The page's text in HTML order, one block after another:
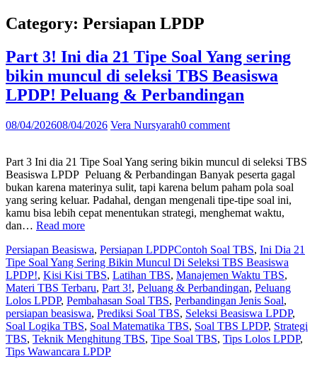
Category: Persiapan LPDP
Part 3! Ini dia 21 Tipe Soal Yang sering
bikin muncul di seleksi TBS Beasiswa
LPDP! Peluang & Perbandingan
08/04/202608/04/2026 Vera Nursyarah0 comment
Part 3 Ini dia 21 Tipe Soal Yang sering bikin muncul di seleksi TBS
Beasiswa LPDP Peluang & Perbandingan Banyak peserta gagal
bukan karena materinya sulit, tapi karena belum paham pola soal
yang sering keluar. Padahal, dengan mengenali tipe-tipe soal ini,
kamu bisa lebih cepat menentukan strategi, menghemat waktu,
dan… Read more“Part
Ini
dia
21
Tipe
Soal
Yang
sering
bikin
muncul
Persiapan Beasiswa, Persiapan LPDPContoh Soal TBS, Ini Dia 21
Tipe Soal Yang Sering Bikin Muncul Di Seleksi TBS Beasiswa
LPDP!, Kisi Kisi TBS, Latihan TBS, Manajemen Waktu TBS,
Materi TBS Terbaru, Part 3!, Peluang & Perbandingan, Peluang
Lolos LPDP, Pembahasan Soal TBS, Perbandingan Jenis Soal,
persiapan beasiswa, Prediksi Soal TBS, Seleksi Beasiswa LPDP,
Soal Logika TBS, Soal Matematika TBS, Soal TBS LPDP, Strategi
TBS, Teknik Menghitung TBS, Tipe Soal TBS, Tips Lolos LPDP,
Tips Wawancara LPDP